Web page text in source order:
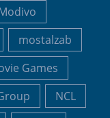
mostalzab
Games
NCL